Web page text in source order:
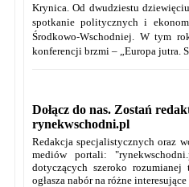
Krynica. Od dwudziestu
spotkanie politycznych i
Środkowo-Wschodniej. W tym
konferencji brzmi – „Europa jutra.
Dołącz do nas. Zostań
rynekwschodni.pl
Redakcja specjalistycznych oraz
mediów portali:
dotyczących szeroko rozumianej
ogłasza nabór na różne interesujące